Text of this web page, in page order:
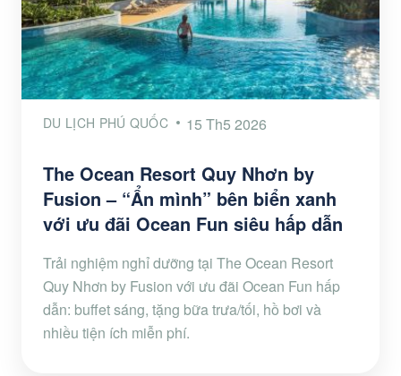
DU LỊCH PHÚ QUỐC 15 Th5 2026
The Ocean Resort Quy Nhơn by
Fusion – “Ẩn mình” bên biển xanh
với ưu đãi Ocean Fun siêu hấp dẫn
Trải nghiệm nghỉ dưỡng tại The Ocean Resort
Quy Nhơn by Fusion với ưu đãi Ocean Fun hấp
dẫn: buffet sáng, tặng bữa trưa/tối, hồ bơi và
nhiều tiện ích miễn phí.